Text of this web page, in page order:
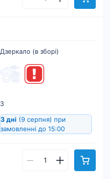
Дзеркало (в зборі)
3
3 дні (9 серпня) при
замовленні до 15:00